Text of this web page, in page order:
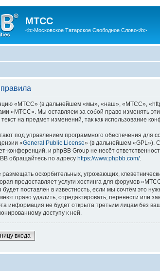
МТСС
<b>Московское Татарское Свободное Слово</b>
«МТСС» (в дальнейшем «мы», «наш», «МТСС»,
«МТСС». Мы оставляем за собой право изменять
текст на предмет изменений, так как использование
под управлением программного обеспечения для
«General Public License» (в дальнейшем «GPL»).
конференций, и phpBB Group не несёт
обращайтесь по адресу https://www.phpbb.com/.
размещать оскорбительных, угрожающих,
предоставляет услуги хостинга для форумов
поставлен в известность, если мы сочтём это
право удалить, отредактировать, перенести или
информация не будет открыта третьим лицам без
доступу к ней.
входа